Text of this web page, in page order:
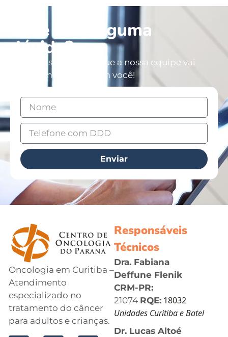
Você tem alguma
dúvida?
Deixe os seus dados que a nossa equipe vai
entrar em contato com você!
Enviar
Oncologia em Curitiba –
Atendimento
especializado no
tratamento do câncer
para adultos e crianças.
Responsáveis
Técnicos
Dra. Fabiana
Deffune Flenik
CRM-PR:
21074 RQE: 18032
Unidades Curitiba e Batel
Dr. Lucas Altoé